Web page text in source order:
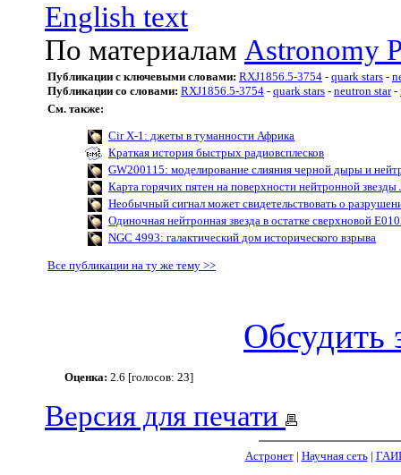
English text
По материалам Astronomy
Публикации с ключевыми словами: RXJ1856.5-3754 - quark stars -
Публикации со словами: RXJ1856.5-3754 - quark stars - neutron star-
См. также:
Cir X-1: джеты в туманности Африка
Краткая история быстрых радиовсплесков
GW200115: моделирование слияния черной дыры и
Карта горячих пятен на поверхности нейтронной звезды
Необычный сигнал может свидетельствовать о
Одиночная нейтронная звезда в остатке сверхновой
NGC 4993: галактический дом исторического взрыва
Все публикации на ту же тему >>
Обсудить
Оценка: 2.6 [голосов: 23]
Версия для печати
Астронет| Научная сеть|